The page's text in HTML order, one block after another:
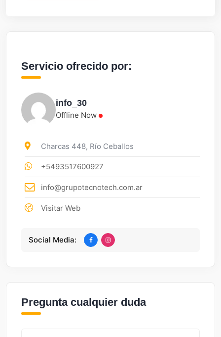
Servicio ofrecido por:
info_30
Offline Now
Charcas 448, Río Ceballos
+5493517600927
info@grupotecnotech.com.ar
Visitar Web
Social Media:
Pregunta cualquier duda